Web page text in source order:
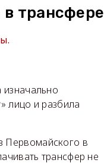
в трансфере
изначально
лицо и разбила
Первомайского в
трансфер не